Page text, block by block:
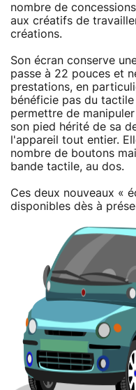
nombre de
aux créatifs de
créations.
Son écran conserve
passe à 22 pouces et
prestations, en
bénéficie pas du
permettre de
son pied hérité de sa
l'appareil tout entier.
nombre de boutons
bande tactile, au dos.
Ces deux nouveaux «
disponibles dès à